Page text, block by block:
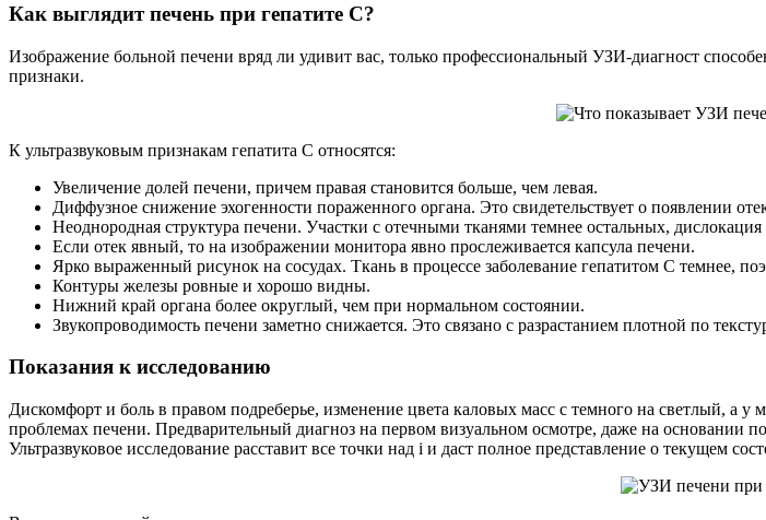
Как выглядит печень при гепатите C?
Изображение больной печени вряд ли удивит вас, только профессиональный УЗИ-диагност
признаки.
К ультразвуковым признакам гепатита C относятся:
Увеличение долей печени, причем правая становится больше, чем левая.
Диффузное снижение эхогенности пораженного органа. Это свидетельствует о появлении
Неоднородная структура печени. Участки с отечными тканями темнее остальных,
Если отек явный, то на изображении монитора явно прослеживается капсула печени.
Ярко выраженный рисунок на сосудах. Ткань в процессе заболевание гепатитом C темнее,
Контуры железы ровные и хорошо видны.
Нижний край органа более округлый, чем при нормальном состоянии.
Звукопроводимость печени заметно снижается. Это связано с разрастанием плотной по
Показания к исследованию
Дискомфорт и боль в правом подреберье, изменение цвета каловых масс с темного на светлый, а
проблемах печени. Предварительный диагноз на первом визуальном осмотре, даже на основании
Ультразвуковое исследование расставит все точки над i и даст полное представление о текущем